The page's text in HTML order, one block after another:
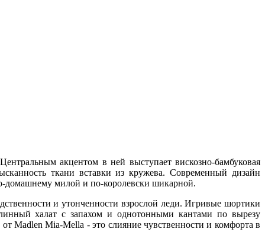
акцентом в ней выступает вискозно-бамбуковая
ткани вставки из кружева. Современный дизайн
домашнему милой и по-королевски шикарной.
и утонченности взрослой леди. Игривые шортики
халат с запахом и однотонными кантами по вырезу
Madlen Mia-Mella - это слияние чувственности и комфорта в